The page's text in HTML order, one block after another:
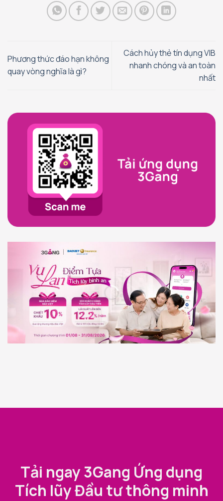
Phương thức đáo hạn không
quay vòng nghĩa là gì?
Cách hủy thẻ tín dụng VIB
nhanh chóng và an toàn
nhất
Tải ngay 3Gang Ứng dụng
Tích lũy Đầu tư thông minh